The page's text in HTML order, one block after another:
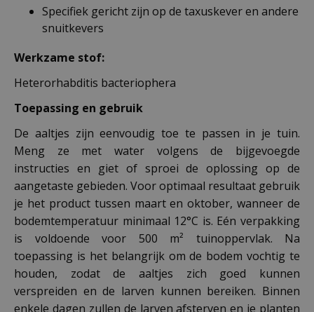
Specifiek gericht zijn op de taxuskever en andere
snuitkevers
Werkzame stof:
Heterorhabditis bacteriophera
Toepassing en gebruik
De aaltjes zijn eenvoudig toe te passen in je tuin.
Meng ze met water volgens de bijgevoegde
instructies en giet of sproei de oplossing op de
aangetaste gebieden. Voor optimaal resultaat gebruik
je het product tussen maart en oktober, wanneer de
bodemtemperatuur minimaal 12°C is. Eén verpakking
is voldoende voor 500 m² tuinoppervlak. Na
toepassing is het belangrijk om de bodem vochtig te
houden, zodat de aaltjes zich goed kunnen
verspreiden en de larven kunnen bereiken. Binnen
enkele dagen zullen de larven afsterven en je planten